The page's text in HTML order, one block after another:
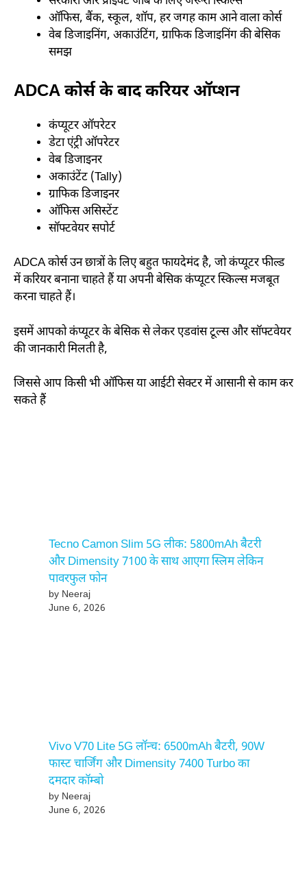
ऑफिस, बैंक, स्कूल, शॉप, हर जगह काम आने वाला कोर्स
वेब डिजाइनिंग, अकाउंटिंग, ग्राफिक डिजाइनिंग की बेसिक
समझ
ADCA कोर्स के बाद करियर ऑप्शन
कंप्यूटर ऑपरेटर
डेटा एंट्री ऑपरेटर
वेब डिजाइनर
अकाउंटेंट (Tally)
ग्राफिक डिजाइनर
ऑफिस असिस्टेंट
सॉफ्टवेयर सपोर्ट
ADCA कोर्स उन छात्रों के लिए बहुत फायदेमंद है, जो कंप्यूटर फील्ड
में करियर बनाना चाहते हैं या अपनी बेसिक कंप्यूटर स्किल्स मजबूत
करना चाहते हैं।
इसमें आपको कंप्यूटर के बेसिक से लेकर एडवांस टूल्स और सॉफ्टवेयर
की जानकारी मिलती है,
जिससे आप किसी भी ऑफिस या आईटी सेक्टर में आसानी से काम कर
सकते हैं
Tecno Camon Slim 5G लीक: 5800mAh बैटरी
और Dimensity 7100 के साथ आएगा स्लिम लेकिन
पावरफुल फोन
by Neeraj
June 6, 2026
Vivo V70 Lite 5G लॉन्च: 6500mAh बैटरी, 90W
फास्ट चार्जिंग और Dimensity 7400 Turbo का
दमदार कॉम्बो
by Neeraj
June 6, 2026